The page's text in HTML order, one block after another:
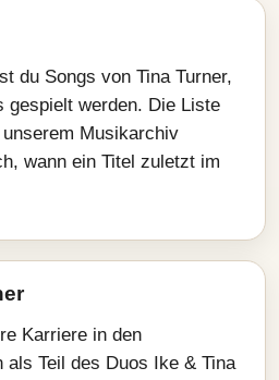
du Songs von Tina Turner,
gespielt werden. Die Liste
Musikarchiv
wann ein Titel zuletzt im
Karriere in den
als Teil des Duos Ike & Tina